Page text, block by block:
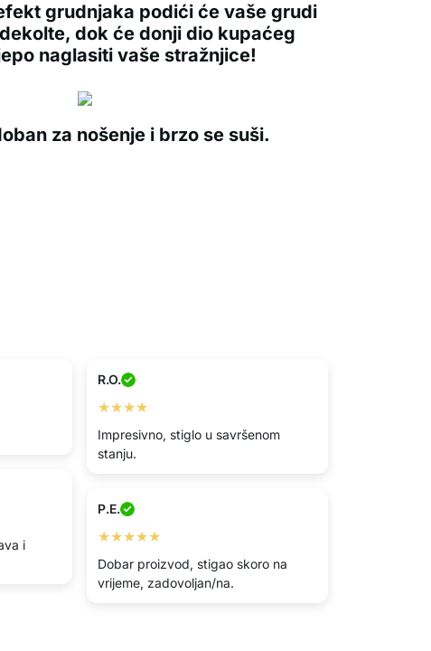
grudnjaka podići će vaše grudi
dok će donji dio kupaćeg
naglasiti vaše stražnjice!
za nošenje i brzo se suši.
R.O.
★★★★
Impresivno, stiglo u savršenom
stanju.
i
P.E.
★★★★★
Dobar proizvod, stigao skoro na
vrijeme, zadovoljan/na.